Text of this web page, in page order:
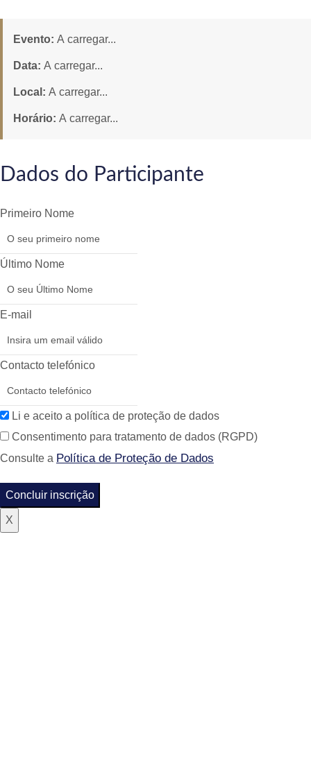
Evento: A carregar...
Data: A carregar...
Local: A carregar...
Horário: A carregar...
Dados do Participante
Primeiro Nome
Último Nome
E-mail
Contacto telefónico
Li e aceito a política de proteção de dados
Consentimento para tratamento de dados (RGPD)
Consulte a Política de Proteção de Dados
Concluir inscrição
X